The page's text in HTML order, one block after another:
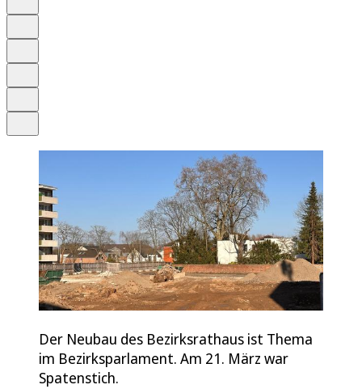
Der Neubau des Bezirksrathaus ist Thema
im Bezirksparlament. Am 21. März war
Spatenstich.